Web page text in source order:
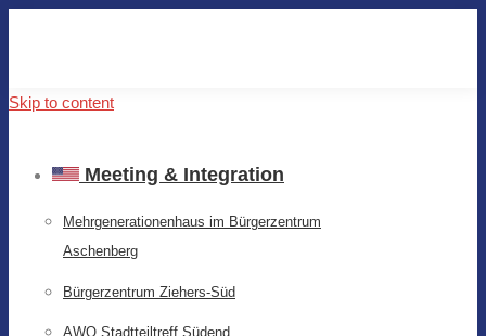
Skip to content
Meeting & Integration
Mehrgenerationenhaus im Bürgerzentrum
Aschenberg
Bürgerzentrum Ziehers-Süd
AWO Stadtteiltreff Südend